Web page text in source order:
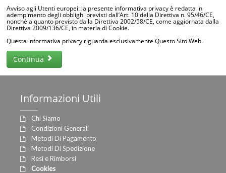
Avviso agli Utenti europei: la presente informativa privacy è redatta in
adempimento degli obblighi previsti dall’Art. 10 della Direttiva n. 95/46/CE,
nonché a quanto previsto dalla Direttiva 2002/58/CE, come aggiornata dalla
Direttiva 2009/136/CE, in materia di Cookie.
Questa informativa privacy riguarda esclusivamente Questo Sito Web.
Continua
Informazioni Utili
Chi Siamo
Condizioni Generali
Metodi Di Pagamento
Metodi Di Spedizione
Resi e Rimborsi
Cookies